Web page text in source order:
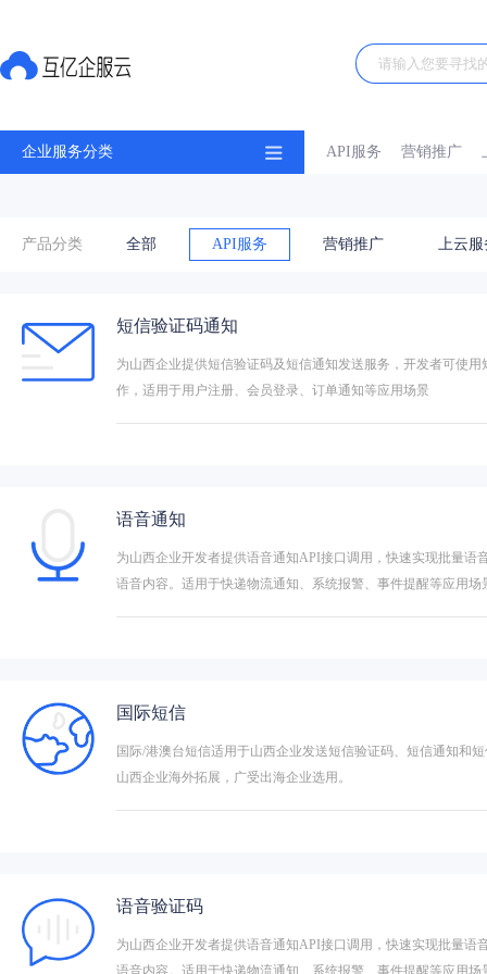
企业服务分类 API服务 营销推广
产品分类 全部 API服务 营销推广 上云服
短信验证码通知
为山西企业提供短信验证码及短信通知发送服务，开发者可使
作，适用于用户注册、会员登录、订单通知等应用场景
语音通知
为山西企业开发者提供语音通知API接口调用，快速实现批量
语音内容。适用于快递物流通知、系统报警、事件提醒等应用场
国际短信
国际/港澳台短信适用于山西企业发送短信验证码、短信通知和
山西企业海外拓展，广受出海企业选用。
语音验证码
为山西企业开发者提供语音通知API接口调用，快速实现批量
语音内容。适用于快递物流通知、系统报警、事件提醒等应用场